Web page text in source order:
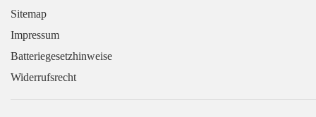
Sitemap
Impressum
Batteriegesetzhinweise
Widerrufsrecht